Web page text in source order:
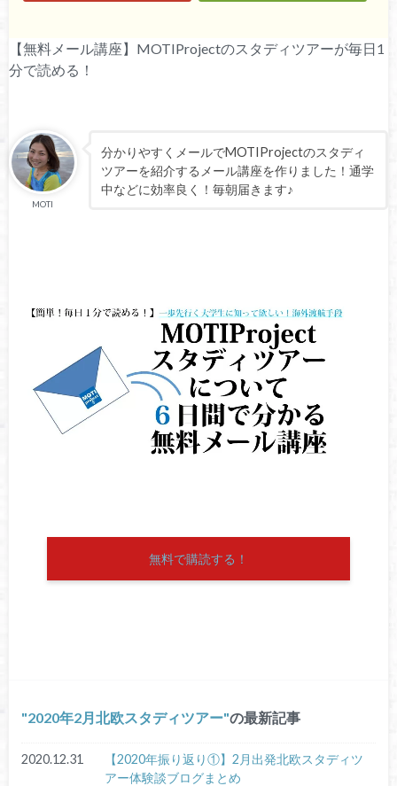
【無料メール講座】MOTIProjectのスタディツアーが毎日1
分で読める！
MOTI
分かりやすくメールでMOTIProjectのスタディ
ツアーを紹介するメール講座を作りました！通学
中などに効率良く！毎朝届きます♪
無料で購読する！
2020年2月北欧スタディツアー の最新記事
2020.12.31
【2020年振り返り①】2月出発北欧スタディツ
アー体験談ブログまとめ